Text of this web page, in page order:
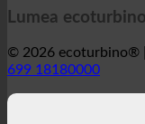
© 2026 ecoturbino®